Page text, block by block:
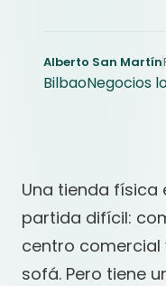
Alberto San Martín
BilbaoNegocios
Una tienda física
partida difícil:
centro
sofá. Pero tiene